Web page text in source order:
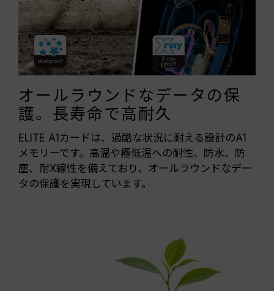
オールラウンドなデータの保
護。長寿命で高耐久
ELITE A1カードは、過酷な状況に耐える設計のA1
メモリーです。高温や極低温への耐性、防水、防
塵、耐X線性を備えており、オールラウンドなデー
タの保護を実現しています。